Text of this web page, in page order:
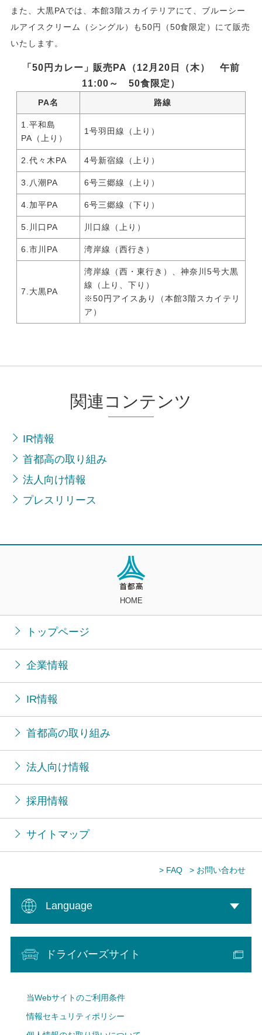
また、大黒PAでは、本館3階スカイテリアにて、ブルーシー
ルアイスクリーム（シングル）も50円（50食限定）にて販売
いたします。
「50円カレー」販売PA（12月20日（木） 午前
11:00～ 50食限定）
PA名 路線
1.平和島
PA（上り）
1号羽田線（上り）
2.代々木PA 4号新宿線（上り）
3.八潮PA 6号三郷線（上り）
4.加平PA 6号三郷線（下り）
5.川口PA 川口線（上り）
6.市川PA 湾岸線（西行き）
7.大黒PA
湾岸線（西・東行き）、神奈川5号大黒
線（上り、下り）
※50円アイスあり（本館3階スカイテリ
ア）
関連コンテンツ
IR情報
首都高の取り組み
法人向け情報
プレスリリース
HOME
トップページ
企業情報
IR情報
首都高の取り組み
法人向け情報
採用情報
サイトマップ
> FAQ > お問い合わせ
Language
ドライバーズサイト
当Webサイトのご利用条件
情報セキュリティポリシー